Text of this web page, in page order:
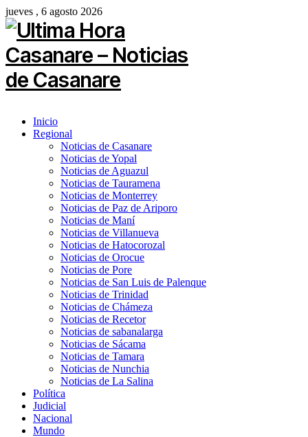
jueves , 6 agosto 2026
Inicio
Regional
Noticias de Casanare
Noticias de Yopal
Noticias de Aguazul
Noticias de Tauramena
Noticias de Monterrey
Noticias de Paz de Ariporo
Noticias de Maní
Noticias de Villanueva
Noticias de Hatocorozal
Noticias de Orocue
Noticias de Pore
Noticias de San Luis de Palenque
Noticias de Trinidad
Noticias de Chámeza
Noticias de Recetor
Noticias de sabanalarga
Noticias de Sácama
Noticias de Tamara
Noticias de Nunchia
Noticias de La Salina
Política
Judicial
Nacional
Mundo